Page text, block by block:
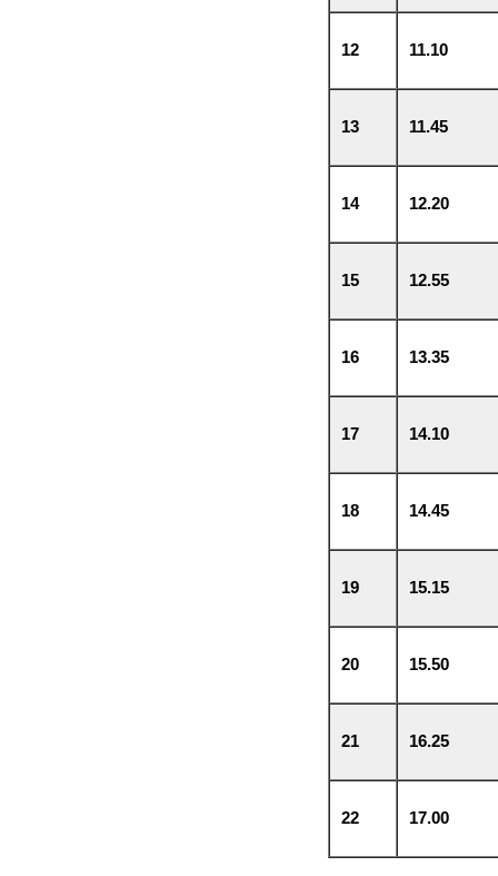
12 11.10
13 11.45
14 12.20
15 12.55
16 13.35
17 14.10
18 14.45
19 15.15
20 15.50
21 16.25
22 17.00